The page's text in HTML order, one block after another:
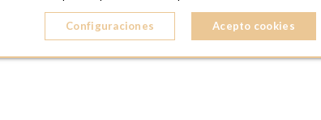
BARCELONA
28803 Alcalá de
ESPAñA
Configuraciones Acepto cookies